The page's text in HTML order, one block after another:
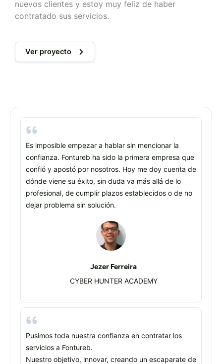
nuevos clientes y estoy muy feliz de haber
contratado sus servicios.
Ver proyecto
Es imposible empezar a hablar sin mencionar la
confianza. Fontureb ha sido la primera empresa que
confió y apostó por nosotros. Hoy me doy cuenta de
dónde viene su éxito, sin duda va más allá de lo
profesional, de cumplir plazos establecidos o de no
dejar problema sin solución.
Jezer Ferreira
CYBER HUNTER ACADEMY
Pusimos toda nuestra confianza en contratar los
servicios a Fontureb.
Nuestro objetivo, innovar, creando un escaparate de